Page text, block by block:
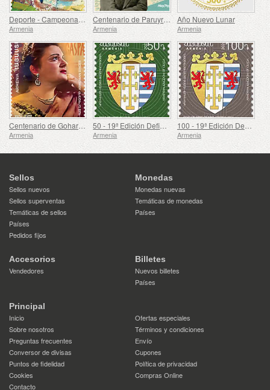
Deporte - Campeonato Europeo de Fútbol, ​​Euro
Armenia
Centenario de Paruyr Sevak
Armenia
Año Nuevo Lunar
Armenia
Centenario de Gohar Gasparyan
Armenia
50 - 19ª Edición Definitiva, Escudos de Armas Armenios
Armenia
100 - 19ª Edición Definitiva, Escudos de Armas Armenios
Armenia
Sellos
Sellos nuevos
Sellos superventas
Temáticas de sellos
Países
Pedidos fijos
Monedas
Monedas nuevas
Temáticas de monedas
Países
Accesorios
Vendedores
Billetes
Nuevos billetes
Países
Principal
Inicio
Ofertas especiales
Sobre nosotros
Términos y condiciones
Preguntas frecuentes
Envío
Conversor de divisas
Cupones
Puntos de fidelidad
Política de privacidad
Cookies
Compras Online
Contacto